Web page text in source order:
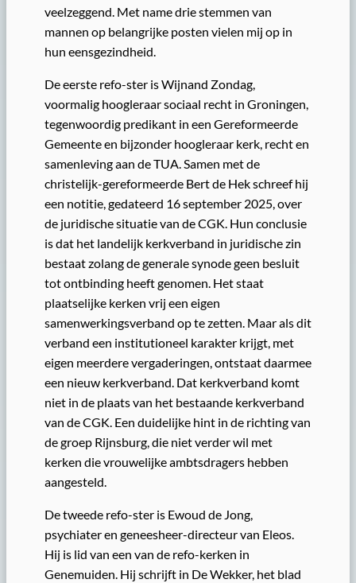
veelzeggend. Met name drie stemmen van
mannen op belangrijke posten vielen mij op in
hun eensgezindheid.
De eerste refo-ster is Wijnand Zondag,
voormalig hoogleraar sociaal recht in Groningen,
tegenwoordig predikant in een Gereformeerde
Gemeente en bijzonder hoogleraar kerk, recht en
samenleving aan de TUA. Samen met de
christelijk-gereformeerde Bert de Hek schreef hij
een notitie, gedateerd 16 september 2025, over
de juridische situatie van de CGK. Hun conclusie
is dat het landelijk kerkverband in juridische zin
bestaat zolang de generale synode geen besluit
tot ontbinding heeft genomen. Het staat
plaatselijke kerken vrij een eigen
samenwerkingsverband op te zetten. Maar als dit
verband een institutioneel karakter krijgt, met
eigen meerdere vergaderingen, ontstaat daarmee
een nieuw kerkverband. Dat kerkverband komt
niet in de plaats van het bestaande kerkverband
van de CGK. Een duidelijke hint in de richting van
de groep Rijnsburg, die niet verder wil met
kerken die vrouwelijke ambtsdragers hebben
aangesteld.
De tweede refo-ster is Ewoud de Jong,
psychiater en geneesheer-directeur van Eleos.
Hij is lid van een van de refo-kerken in
Genemuiden. Hij schrijft in De Wekker, het blad